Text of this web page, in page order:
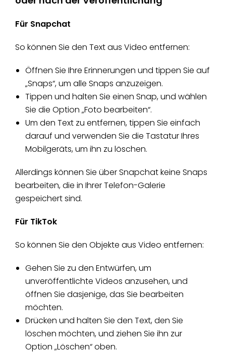
Für Snapchat
So können Sie den Text aus Video entfernen:
Öffnen Sie Ihre Erinnerungen und tippen Sie auf
„Snaps“, um alle Snaps anzuzeigen.
Tippen und halten Sie einen Snap, und wählen
Sie die Option „Foto bearbeiten“.
Um den Text zu entfernen, tippen Sie einfach
darauf und verwenden Sie die Tastatur Ihres
Mobilgeräts, um ihn zu löschen.
Allerdings können Sie über Snapchat keine Snaps
bearbeiten, die in Ihrer Telefon-Galerie
gespeichert sind.
Für TikTok
So können Sie den Objekte aus Video entfernen:
Gehen Sie zu den Entwürfen, um
unveröffentlichte Videos anzusehen, und
öffnen Sie dasjenige, das Sie bearbeiten
möchten.
Drücken und halten Sie den Text, den Sie
löschen möchten, und ziehen Sie ihn zur
Option „Löschen“ oben.